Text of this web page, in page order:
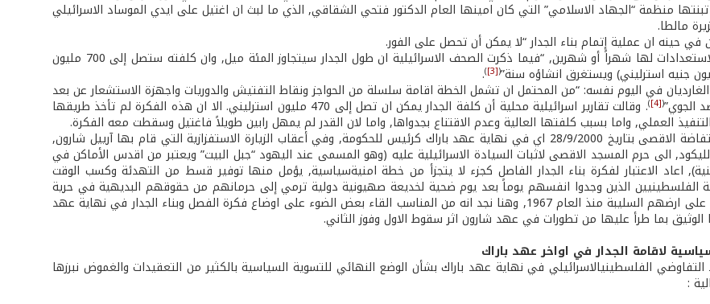
تبنتها منظمة “الجهاد الاسلامي” التي كان امينها العام الدكتور فتحي الشقاقي, الذي ما لبث ان اغتيل على ايدي الموساد الاسرائيلي
مالطا.
في حينه ان عملية إتمام بناء الجدار “لا يمكن أن تحصل على الفور.
وستستغرق الاستعدادات لها شهراً أو شهرين, “فيما ذكرت الصحف الاسرائيلية ان طول الجدار سيتجاوز المئة ميل, وان كلفته ستصل إلى 700 مليون
(
[3]
)
.
في اليوم نفسه: “من المحتمل ان تشمل الخطة اقامة سلسلة من الحواجز ونقاط التفتيش والدوريات واجهزة الاستشعار عن بعد
الجوي”(
[4]
) . وقالت تقارير اسرائيلية محلية أن كلفة الجدار يمكن ان تصل إلى 470 مليون استرليني. الا ان هذه الفكرة لم تأخذ طريقها
العملي, واما بسبب كلفتها العالية وعدم الاقتناع بجدواها, واما لان القدر لم يمهل رابين طويلاً فاغتيل وسقطت معه الفكرة.
الا ان اندلاع انتفاضة الاقصى بتاريخ 28/9/2000 اي في نهاية عهد باراك كرئيس للحكومة, وفي أعقاب الزيارة الاستفزازية التي قام بها آرييل شارون,
الى حرم المسجد الاقصى لاثبات السيادة الاسرائيلية عليه (وهو المسمى عند اليهود “جبل البيت” ويعتبر من اقدس الأماكن في
اعاد الاعتبار لفكرة بناء الجدار الفاصل كجزء لا يتجزأ من خطة امنية­سياسية, يؤمل منها توفير قسط من التهدئة وكسب الوقت
الفلسطينيين الذين وجدوا انفسهم يوماً بعد يوم ضحية لخديعة صهيونية دولية ترمي إلى حرمانهم من حقوقهم البديهية في حرية
تقرير مصيرهم على ارضهم السليبة منذ العام 1967, وهنا نجد انه من المناسب القاء بعض الضوء على اوضاع فكرة الفصل وبناء الجدار في نهاية عهد
الوثيق بما طرأ عليها من تطورات في عهد شارون اثر سقوط الاول وفوز الثاني.
لاقامة الجدار في اواخر عهد باراك
الفلسطيني­الاسرائيلي في نهاية عهد باراك بشأن الوضع النهائي للتسوية السياسية بالكثير من التعقيدات والغموض نبرزها
: